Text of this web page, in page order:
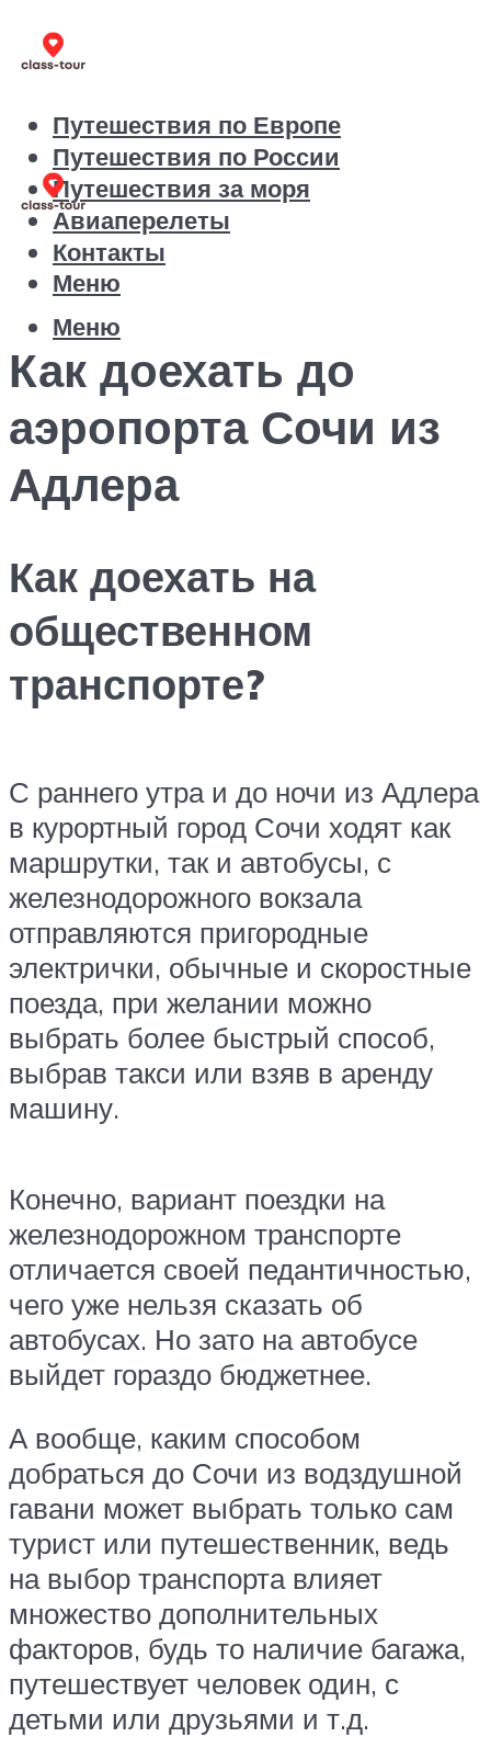
Путешествия по Европе
Путешествия по России
Путешествия за моря
Авиаперелеты
Контакты
Меню
Меню
Как доехать до
аэропорта Сочи из
Адлера
Как доехать на
общественном
транспорте?
С раннего утра и до ночи из Адлера
в курортный город Сочи ходят как
маршрутки, так и автобусы, с
железнодорожного вокзала
отправляются пригородные
электрички, обычные и скоростные
поезда, при желании можно
выбрать более быстрый способ,
выбрав такси или взяв в аренду
машину.
Конечно, вариант поездки на
железнодорожном транспорте
отличается своей педантичностью,
чего уже нельзя сказать об
автобусах. Но зато на автобусе
выйдет гораздо бюджетнее.
А вообще, каким способом
добраться до Сочи из водздушной
гавани может выбрать только сам
турист или путешественник, ведь
на выбор транспорта влияет
множество дополнительных
факторов, будь то наличие багажа,
путешествует человек один, с
детьми или друзьями и т.д.